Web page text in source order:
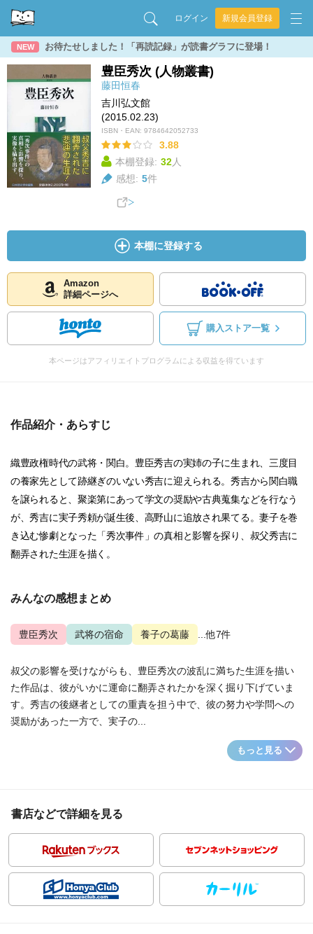
ログイン 新規会員登録
NEW お待たせしました！「再読記録」が読書グラフに登場！
豊臣秀次 (人物叢書)
藤田恒春
吉川弘文館
(2015.02.23)
ISBN・EAN: 9784642052733
3.88
本棚登録: 32人
感想: 5件
本棚に登録する
Amazon
詳細ページへ
購入ストア一覧
本ページはアフィリエイトプログラムによる収益を得ています
作品紹介・あらすじ
織豊政権時代の武将・関白。豊臣秀吉の実姉の子に生まれ、三度目
の養家先として跡継ぎのいない秀吉に迎えられる。秀吉から関白職
を譲られると、聚楽第にあって学文の奨励や古典蒐集などを行なう
が、秀吉に実子秀頼が誕生後、高野山に追放され果てる。妻子を巻
き込む惨劇となった「秀次事件」の真相と影響を探り、叔父秀吉に
翻弄された生涯を描く。
みんなの感想まとめ
豊臣秀次 武将の宿命 養子の葛藤 ...他7件
叔父の影響を受けながらも、豊臣秀次の波乱に満ちた生涯を描い
た作品は、彼がいかに運命に翻弄されたかを深く掘り下げていま
す。秀吉の後継者としての重責を担う中で、彼の努力や学問への
奨励があった一方で、実子の...
もっと見る
書店などで詳細を見る